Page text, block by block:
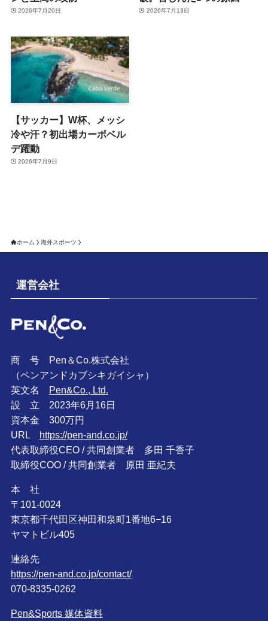
2026年7月20日 2026年7月13日
【サッカー】W杯、メッシ
冷や汗？初出場カーボベル
デ躍動
2026年7月9日
ホーム 海外スポーツ
運営会社
商 号 Pen＆Co.株式会社
（ペンアンドカブシキガイシャ）
英文名 Pen&Co., Ltd.
設 立 2023年6月16日
資本金 300万円
URL https://pen-and.co.jp/
代表取締役CEO / 共同創業者 多田 千香子
取締役COO / 共同創業者 原田 亜紀夫
本 社
〒101-0024
東京都千代田区神田和泉町1番地6−16
ヤマトビル405
連絡先
https://pen-and.co.jp/contact/
070-8335-0262
Pen&Sports 媒体資料